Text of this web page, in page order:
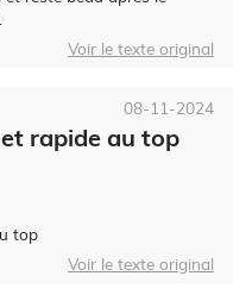
Voir le texte original
rapide au top
top
08-11-2024
Voir le texte original